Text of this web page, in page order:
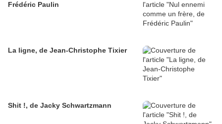
Frédéric Paulin
La ligne, de Jean-Christophe Tixier
Shit !, de Jacky Schwartzmann